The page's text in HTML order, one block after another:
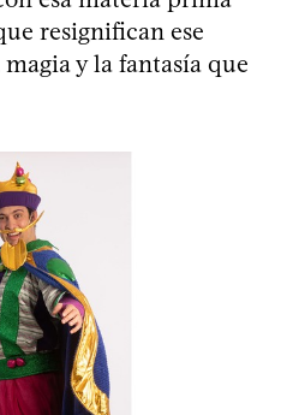
resignifican ese
y la fantasía que